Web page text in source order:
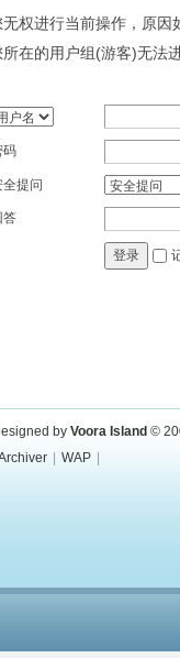
无权进行当前操作，原因
所在的用户组(游客)无法
码
全提问
答
登录
by Voora Island ©
WAP